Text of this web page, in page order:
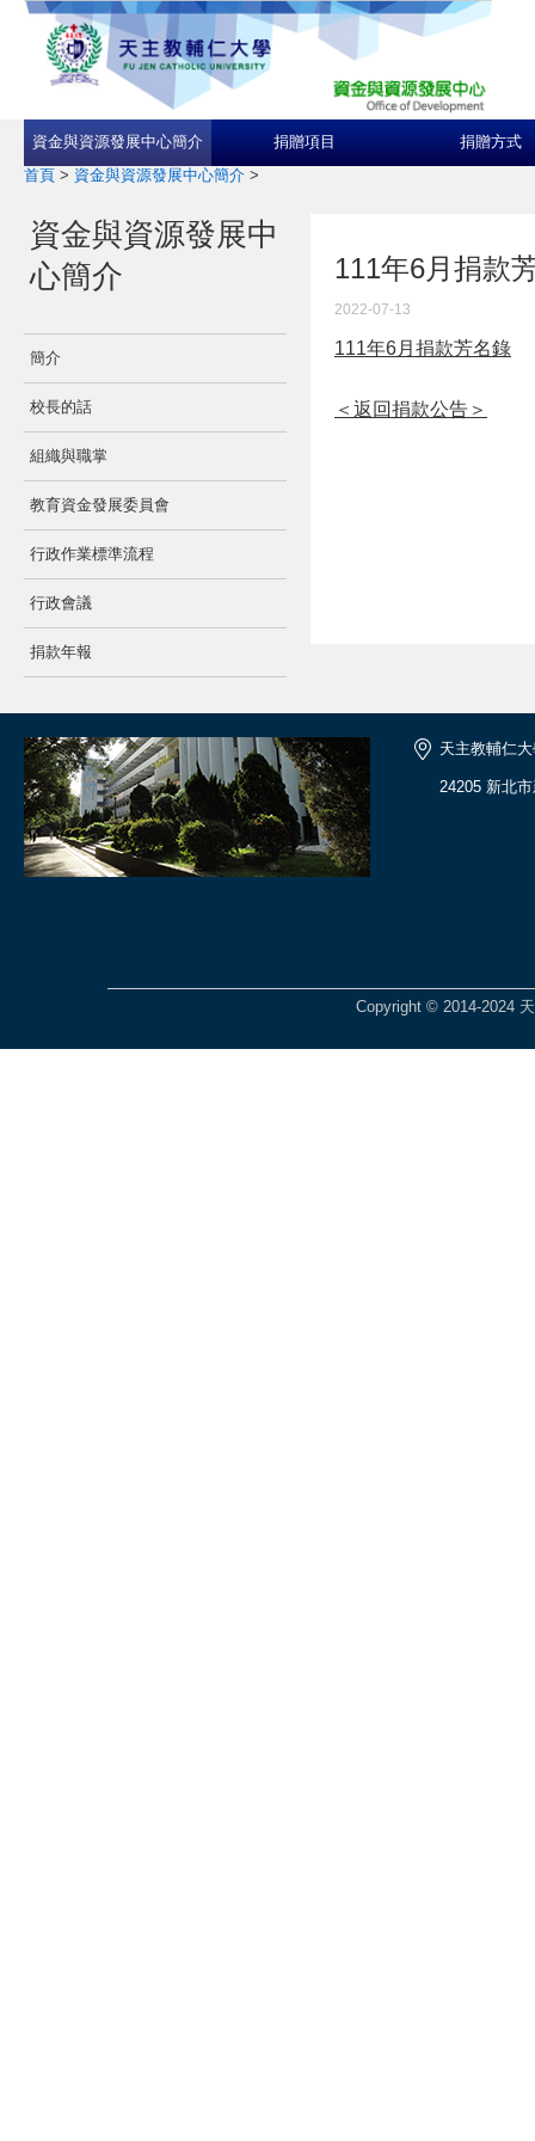
資金與資源發展中心簡介 捐贈項目 捐贈方式
首頁 > 資金與資源發展中心簡介 >
資金與資源發展中
心簡介
簡介
校長的話
組織與職掌
教育資金發展委員會
行政作業標準流程
行政會議
捐款年報
111年6月捐款
2022-07-13
111年6月捐款芳名錄
＜返回捐款公告＞
天主教輔仁
24205 新北
Copyright © 2014-2024